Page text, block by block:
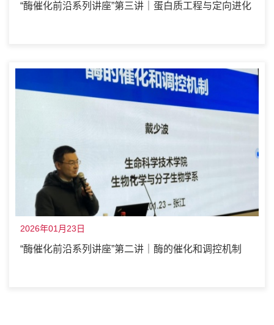
“酶催化前沿系列讲座”第三讲｜蛋白质工程与定向进化
2026年01月23日
“酶催化前沿系列讲座”第二讲｜酶的催化和调控机制